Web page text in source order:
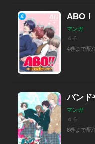
ABO
マンガ
４６
4巻まで配
バンド
マンガ
４６
8巻まで配